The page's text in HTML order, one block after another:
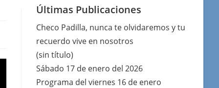
Últimas Publicaciones
Checo Padilla, nunca te olvidaremos y tu
recuerdo vive en nosotros
(sin título)
Sábado 17 de enero del 2026
Programa del viernes 16 de enero